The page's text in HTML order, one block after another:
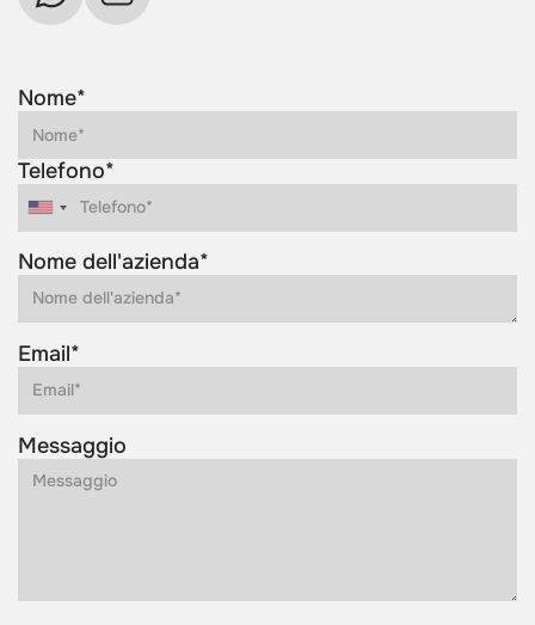
Nome*
Telefono*
Nome dell'azienda*
Email*
Messaggio